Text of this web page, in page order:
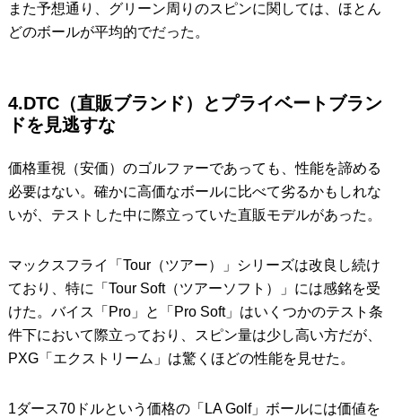
また予想通り、グリーン周りのスピンに関しては、ほとん
どのボールが平均的でだった。
4.DTC（直販ブランド）とプライベートブラン
ドを見逃すな
価格重視（安価）のゴルファーであっても、性能を諦める
必要はない。確かに高価なボールに比べて劣るかもしれな
いが、テストした中に際立っていた直販モデルがあった。
マックスフライ「Tour（ツアー）」シリーズは改良し続け
ており、特に「Tour Soft（ツアーソフト）」には感銘を受
けた。バイス「Pro」と「Pro Soft」はいくつかのテスト条
件下において際立っており、スピン量は少し高い方だが、
PXG「エクストリーム」は驚くほどの性能を見せた。
1ダース70ドルという価格の「LA Golf」ボールには価値を